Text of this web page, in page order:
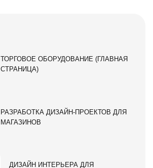
ТОРГОВОЕ ОБОРУДОВАНИЕ (ГЛАВНАЯ
СТРАНИЦА)
РАЗРАБОТКА ДИЗАЙН-ПРОЕКТОВ ДЛЯ
МАГАЗИНОВ
ДИЗАЙН ИНТЕРЬЕРА ДЛЯ